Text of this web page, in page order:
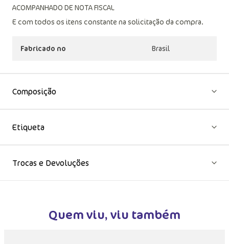
ACOMPANHADO DE NOTA FISCAL
E com todos os itens constante na solicitação da compra.
Fabricado no Brasil
Composição
Etiqueta
Trocas e Devoluções
Quem viu, viu também